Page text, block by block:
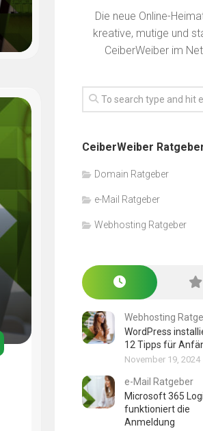
Österreich
Die neue Online-
kreative, mutige und
CeiberWeiber im
CeiberWeiber
Domain Ratgeber
e-Mail Ratgeber
Webhosting Ratgeber
Webhosting
WordPress
12 Tipps für
November 19, 2024
e-Mail Ratgeber
Microsoft 365
funktioniert die
Anmeldung